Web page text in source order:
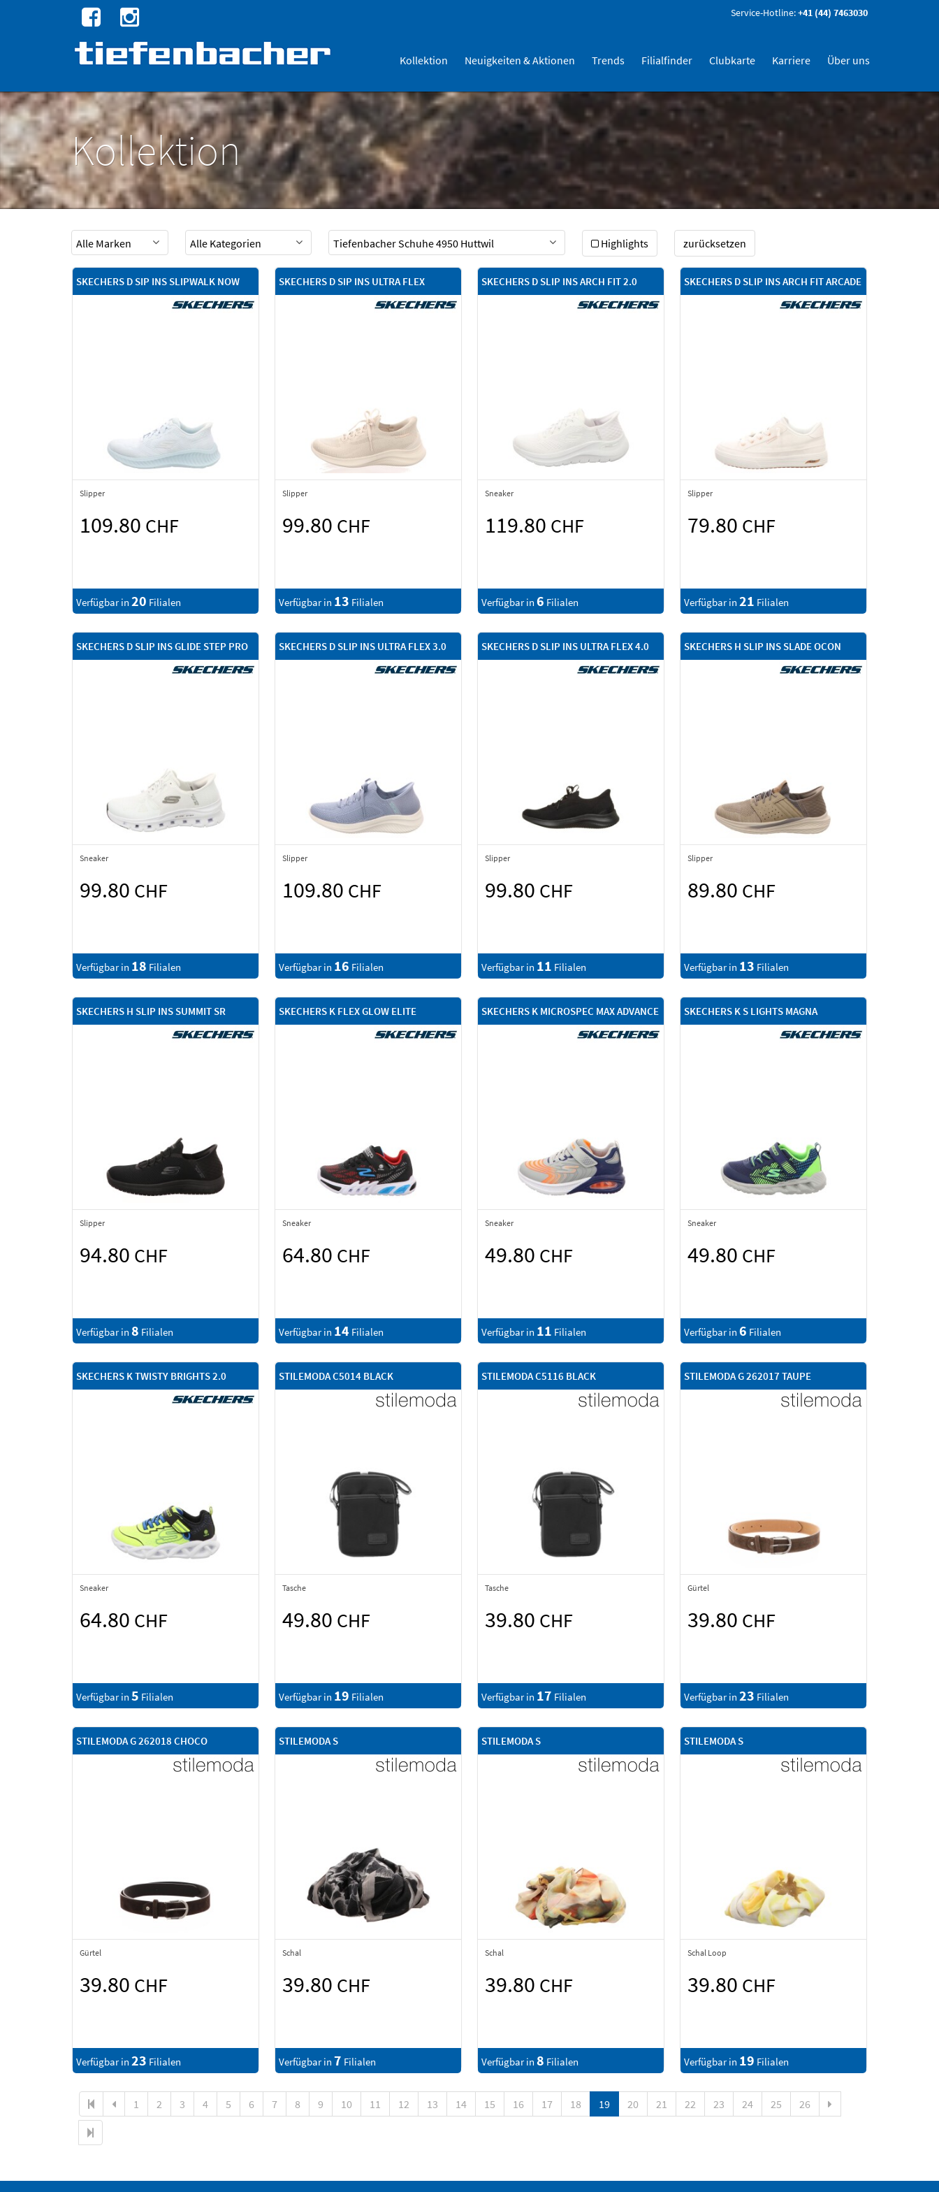
Service-Hotline:+41 (44) 7463030
Kollektion Neuigkeiten & Aktionen Trends Filialfinder Clubkarte Karriere Über uns
Kollektion
Highlights zurücksetzen
SKECHERS D SIP INS SLIPWALK NOW
Slipper
109.80 CHF
Verfügbar in 20 Filialen
SKECHERS D SIP INS ULTRA FLEX
Slipper
99.80 CHF
Verfügbar in 13 Filialen
SKECHERS D SLIP INS ARCH FIT 2.0
Sneaker
119.80 CHF
Verfügbar in 6 Filialen
SKECHERS D SLIP INS ARCH FIT ARCADE
Slipper
79.80 CHF
Verfügbar in 21 Filialen
SKECHERS D SLIP INS GLIDE STEP PRO
Sneaker
99.80 CHF
Verfügbar in 18 Filialen
SKECHERS D SLIP INS ULTRA FLEX 3.0
Slipper
109.80 CHF
Verfügbar in 16 Filialen
SKECHERS D SLIP INS ULTRA FLEX 4.0
Slipper
99.80 CHF
Verfügbar in 11 Filialen
SKECHERS H SLIP INS SLADE OCON
Slipper
89.80 CHF
Verfügbar in 13 Filialen
SKECHERS H SLIP INS SUMMIT SR
Slipper
94.80 CHF
Verfügbar in 8 Filialen
SKECHERS K FLEX GLOW ELITE
Sneaker
64.80 CHF
Verfügbar in 14 Filialen
SKECHERS K MICROSPEC MAX ADVANCE
Sneaker
49.80 CHF
Verfügbar in 11 Filialen
SKECHERS K S LIGHTS MAGNA
Sneaker
49.80 CHF
Verfügbar in 6 Filialen
SKECHERS K TWISTY BRIGHTS 2.0
Sneaker
64.80 CHF
Verfügbar in 5 Filialen
STILEMODA C5014 BLACK
Tasche
49.80 CHF
Verfügbar in 19 Filialen
STILEMODA C5116 BLACK
Tasche
39.80 CHF
Verfügbar in 17 Filialen
STILEMODA G 262017 TAUPE
Gürtel
39.80 CHF
Verfügbar in 23 Filialen
STILEMODA G 262018 CHOCO
Gürtel
39.80 CHF
Verfügbar in 23 Filialen
STILEMODA S
Schal
39.80 CHF
Verfügbar in 7 Filialen
STILEMODA S
Schal
39.80 CHF
Verfügbar in 8 Filialen
STILEMODA S
Schal Loop
39.80 CHF
Verfügbar in 19 Filialen
1 2 3 4 5 6 7 8 9 10 11 12 13 14 15 16 17 18 19 20 21 22 23 24 25 26